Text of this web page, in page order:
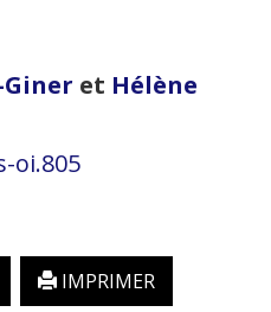
et Hélène
oi.805
IMPRIMER